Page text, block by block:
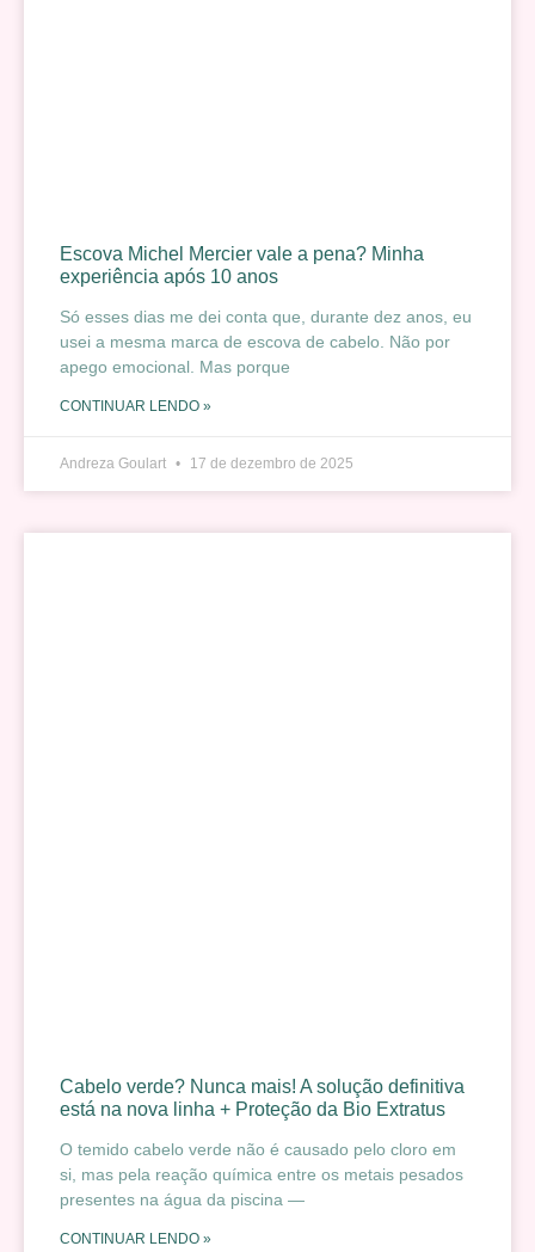
Escova Michel Mercier vale a pena? Minha
experiência após 10 anos
Só esses dias me dei conta que, durante dez anos, eu
usei a mesma marca de escova de cabelo. Não por
apego emocional. Mas porque
CONTINUAR LENDO »
Andreza Goulart 17 de dezembro de 2025
Cabelo verde? Nunca mais! A solução definitiva
está na nova linha + Proteção da Bio Extratus
O temido cabelo verde não é causado pelo cloro em
si, mas pela reação química entre os metais pesados
presentes na água da piscina —
CONTINUAR LENDO »